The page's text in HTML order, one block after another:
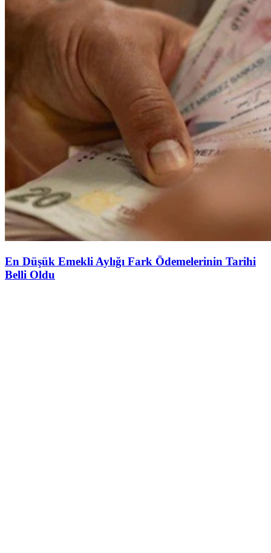
En Düşük Emekli Aylığı Fark Ödemelerinin Tarihi
Belli Oldu